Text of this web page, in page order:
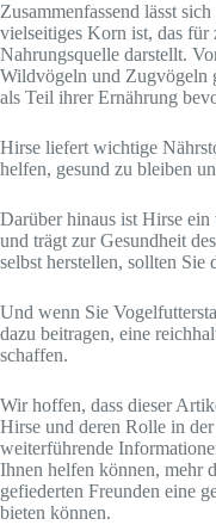
Zusammenfassend lässt
vielseitiges Korn ist, das für
Nahrungsquelle darstellt.
Wildvögeln und Zugvögeln
als Teil ihrer Ernährung
Hirse liefert wichtige
helfen, gesund zu bleiben
Darüber hinaus ist Hirse
und trägt zur Gesundheit
selbst herstellen, sollten
Und wenn Sie
dazu beitragen, eine
schaffen.
Wir hoffen, dass dieser
Hirse und deren Rolle in
weiterführende
Ihnen helfen können, mehr
gefiederten Freunden eine
bieten können.